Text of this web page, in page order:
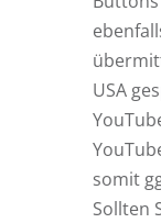
USA
somit
Sollten